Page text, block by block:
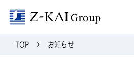
TOP お知らせ